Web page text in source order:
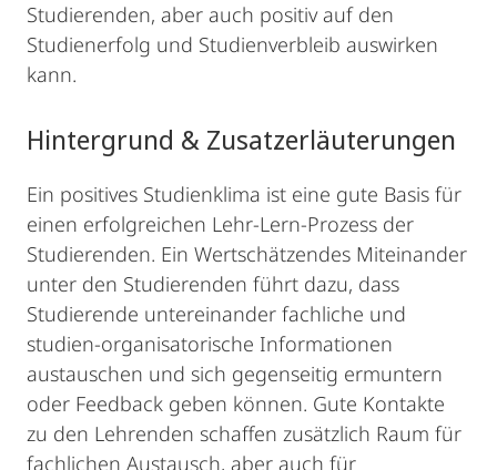
Studierenden, aber auch positiv auf den
Studienerfolg und Studienverbleib auswirken
kann.
Hintergrund & Zusatzerläuterungen
Ein positives Studienklima ist eine gute Basis für
einen erfolgreichen Lehr-Lern-Prozess der
Studierenden. Ein Wertschätzendes Miteinander
unter den Studierenden führt dazu, dass
Studierende untereinander fachliche und
studien-organisatorische Informationen
austauschen und sich gegenseitig ermuntern
oder Feedback geben können. Gute Kontakte
zu den Lehrenden schaffen zusätzlich Raum für
fachlichen Austausch, aber auch für